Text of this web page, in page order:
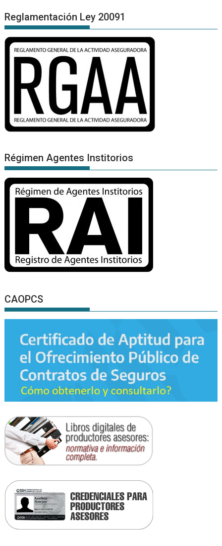
Reglamentación Ley 20091
Régimen Agentes Institorios
CAOPCS